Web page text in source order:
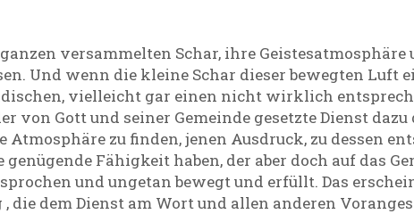
versammelten Schar, ihre
Und wenn die kleine Schar dieser bewegten
vielleicht gar einen nicht wirklich
von Gott und seiner Gemeinde gesetzte Dienst
Atmosphäre zu finden, jenen Ausdruck, zu dessen
Fähigkeit haben, der aber doch auf das
und ungetan bewegt und erfüllt. Das
, die dem Dienst am Wort und allen anderen